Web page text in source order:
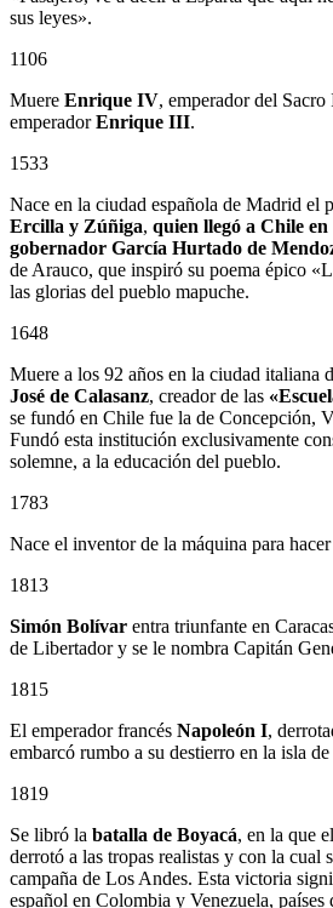
sus leyes».
1106
Muere Enrique IV, emperador del
emperadorEnrique III.
1533
Nace en la ciudad española de Madrid el
Ercilla y Zúñiga, quien llegó a Chile
gobernador García Hurtado de
de Arauco, que inspiró su poema épico
las glorias del pueblo mapuche.
1648
Muere a los 92 años en la ciudad italiana
José de Calasanz, creador de las
se fundó en Chile fue la de Concepción,
Fundó esta institución exclusivamente
solemne, a la educación del pueblo.
1783
Nace el inventor de la máquina para hacer
1813
Simón Bolívar entra triunfante en
de Libertador y se le nombra Capitán
1815
El emperador francés Napoleón I,
embarcó rumbo a su destierro en la isla
1819
Se libró la batalla de Boyacá, en la que
derrotó a las tropas realistas y con la cual
campaña de Los Andes. Esta victoria
español en Colombia y Venezuela, países